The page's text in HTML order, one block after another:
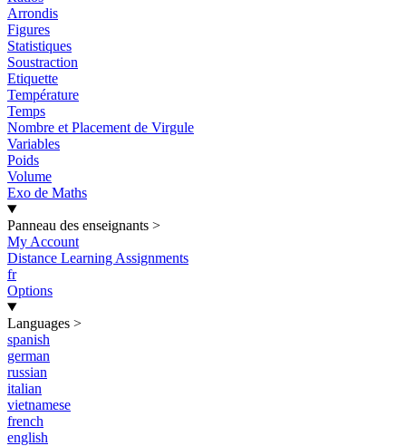
Arrondis
Figures
Statistiques
Soustraction
Etiquette
Température
Temps
Nombre et Placement de Virgule
Variables
Poids
Volume
Exo de Maths
Panneau des enseignants >
My Account
Distance Learning Assignments
fr
Options
Languages >
spanish
german
russian
italian
vietnamese
french
english